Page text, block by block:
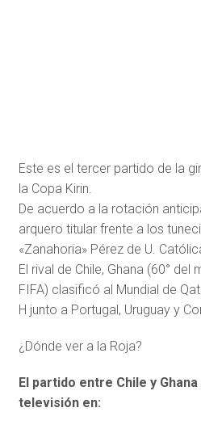
Este es el tercer partido de la
la Copa Kirin.
De acuerdo a la rotación
arquero titular frente a los
«Zanahoria» Pérez de U.
El rival de Chile, Ghana (60° del
FIFA) clasificó al Mundial de
H junto a Portugal, Uruguay y
¿Dónde ver a la Roja?
El partido entre Chile y
televisión en: